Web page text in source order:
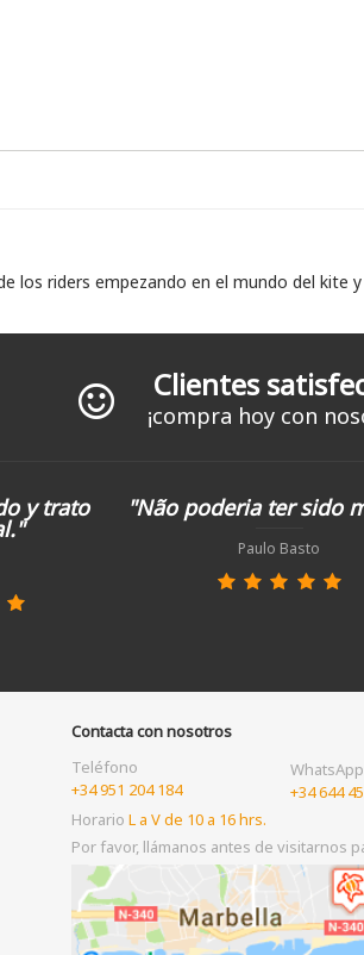
los riders empezando en el mundo del kite
Clientes
¡compra hoy con
y trato "Não poderia ter sido
Paulo Basto
Contacta con nosotros
Teléfono
+34 951 204 184
WhatsApp
+34 644
HorarioL a V de 10 a 16 hrs.
Por favor, llámanos antes de visitarnos